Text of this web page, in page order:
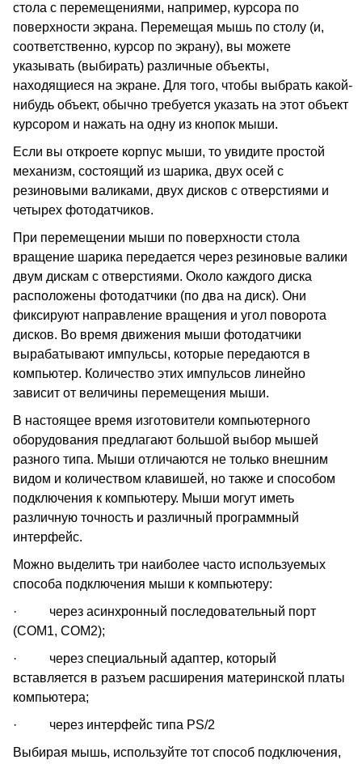
стола с перемещениями, например, курсора по
поверхности экрана. Перемещая мышь по столу (и,
соответственно, курсор по экрану), вы можете
указывать (выбирать) различные объекты,
находящиеся на экране. Для того, чтобы выбрать какой-
нибудь объект, обычно требуется указать на этот объект
курсором и нажать на одну из кнопок мыши.
Если вы откроете корпус мыши, то увидите простой
механизм, состоящий из шарика, двух осей с
резиновыми валиками, двух дисков с отверстиями и
четырех фотодатчиков.
При перемещении мыши по поверхности стола
вращение шарика передается через резиновые валики
двум дискам с отверстиями. Около каждого диска
расположены фотодатчики (по два на диск). Они
фиксируют направление вращения и угол поворота
дисков. Во время движения мыши фотодатчики
вырабатывают импульсы, которые передаются в
компьютер. Количество этих импульсов линейно
зависит от величины перемещения мыши.
В настоящее время изготовители компьютерного
оборудования предлагают большой выбор мышей
разного типа. Мыши отличаются не только внешним
видом и количеством клавишей, но также и способом
подключения к компьютеру. Мыши могут иметь
различную точность и различный программный
интерфейс.
Можно выделить три наиболее часто используемых
способа подключения мыши к компьютеру:
· через асинхронный последовательный порт
(COM1, COM2);
· через специальный адаптер, который
вставляется в разъем расширения материнской платы
компьютера;
· через интерфейс типа PS/2
Выбирая мышь, используйте тот способ подключения,